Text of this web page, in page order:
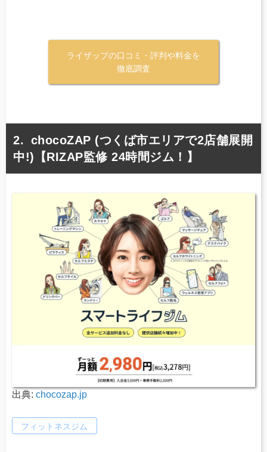
ライザップの口コミ・評判や料金を
徹底調査
chocoZAP (つくば市エリアで2店舗展開
中!)【RIZAP監修 24時間ジム！】
出典: chocozap.jp
フィットネスジム